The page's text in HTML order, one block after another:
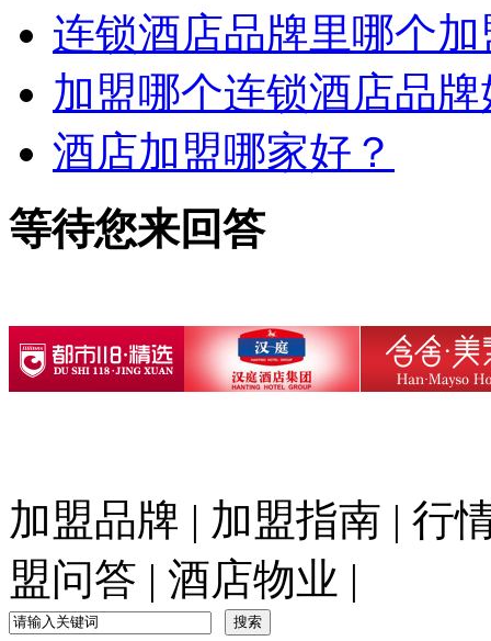
连锁酒店品牌里哪个
加盟哪个连锁酒店品牌
酒店加盟哪家好？
等待您来回答
加盟品牌 | 加盟指南 | 行
盟问答 | 酒店物业 |